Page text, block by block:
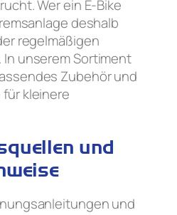
Wer ein E‑Bike
deshalb
regelmäßigen
unserem Sortiment
Zubehör und
kleinere
und
und